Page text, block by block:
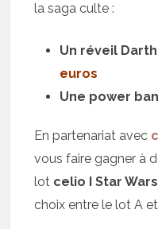
la saga culte :
Un réveil
euros
Une power
En partenariat avec
vous faire gagner à
lot celio I Star
choix entre le lot A